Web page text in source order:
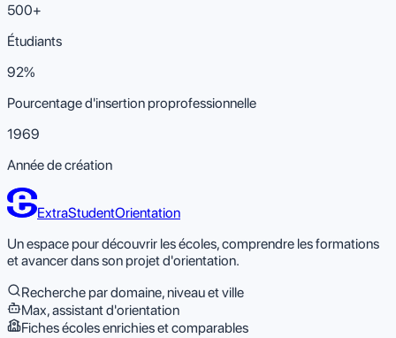
500+
Étudiants
92%
Pourcentage d'insertion proprofessionnelle
1969
Année de création
ExtraStudentOrientation
Un espace pour découvrir les écoles, comprendre les formations
et avancer dans son projet d'orientation.
Recherche par domaine, niveau et ville
Max, assistant d'orientation
Fiches écoles enrichies et comparables